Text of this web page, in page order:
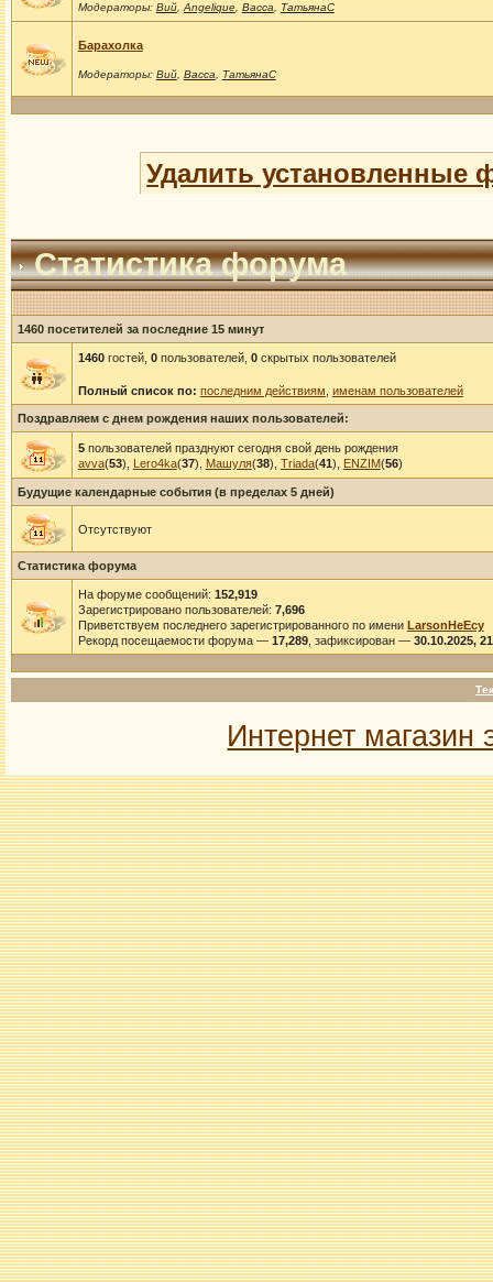
Модераторы: Вий, Angelique, Васса ТатьянаС
Барахолка
Модераторы: Вий, Васса ТатьянаС
Удалить установленные
Статистика форума
1460 посетителей за последние 15 минут
1460гостей, 0пользователей, 0скрытых пользователей
Полный список по: последним действиям именам пользователей
Поздравляем с днем рождения наших пользователей:
5пользователей празднуют сегодня свой день рождения
avva(53), Lero4ka(37), Машуля(38), Triada(41), ENZIM(56)
Будущие календарные события (в пределах 5 дней)
Отсутствуют
Статистика форума
На форуме сообщений: 152,919
Зарегистрировано пользователей: 7,696
Приветствуем последнего зарегистрированного по имени LarsonHeEcy
Рекорд посещаемости форума — 17,289, зафиксирован — 30.10.2025,
Интернет